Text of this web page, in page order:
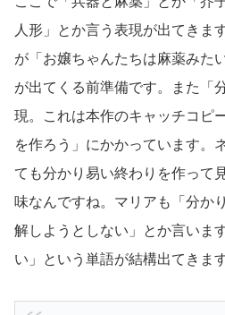
人形」とか言う表現が出てきま
が「お嬢ちゃんたちは麻薬みた
が出てくる前準備です。また「
現。これは本作のキャッチコピ
を作ろう」にかかっています。
ても分かり易い終わりを作って
味なんですね。マリアも「分か
解しようとしない」とか言いま
い」という単語が結構出てきます